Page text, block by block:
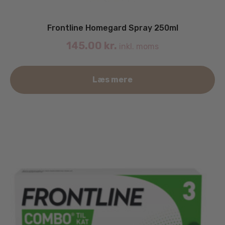
Frontline Homegard Spray 250ml
145.00 kr. inkl. moms
Læs mere